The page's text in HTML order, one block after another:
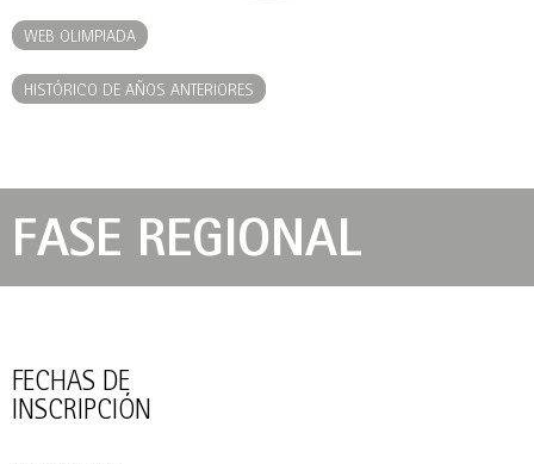
WEB OLIMPIADA
HISTÓRICO DE AÑOS ANTERIORES
FASE REGIONAL
FECHAS DE
INSCRIPCIÓN